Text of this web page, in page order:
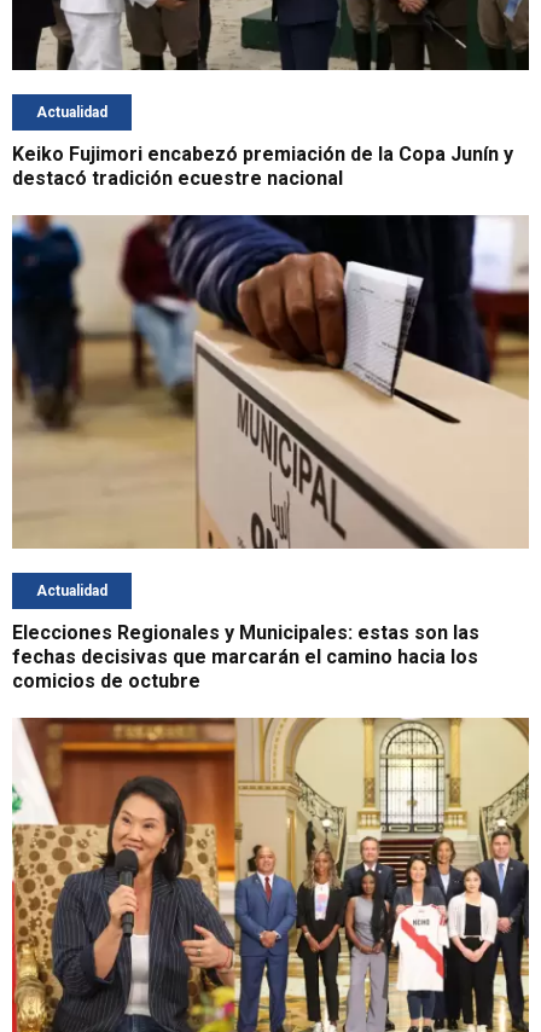
Actualidad
Keiko Fujimori encabezó premiación de la Copa Junín y
destacó tradición ecuestre nacional
Actualidad
Elecciones Regionales y Municipales: estas son las
fechas decisivas que marcarán el camino hacia los
comicios de octubre